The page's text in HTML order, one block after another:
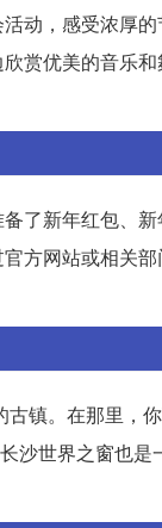
动，感受浓厚
赏优美的音乐
了新年红包、
方网站或相关
镇。在那里，
沙世界之窗也